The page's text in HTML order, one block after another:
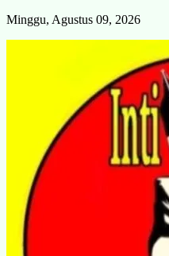
Skip
Minggu, Agustus 09, 2026